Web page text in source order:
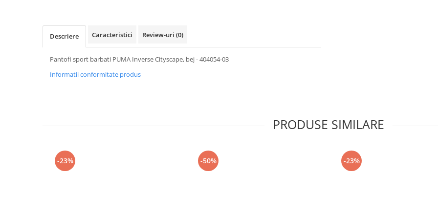
Descriere Caracteristici Review-uri (0)
Pantofi sport barbati PUMA Inverse Cityscape, bej - 404054-03
Informatii conformitate produs
PRODUSE SIMILARE
-23% -50% -23%